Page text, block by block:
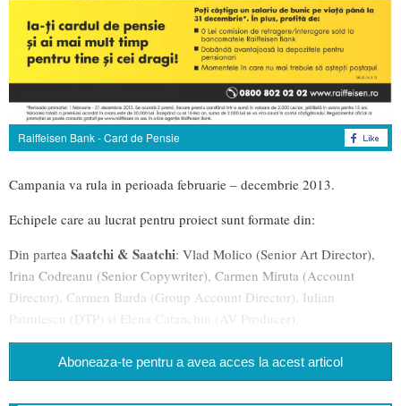
Raiffeisen Bank - Card de Pensie
Campania va rula in perioada februarie – decembrie 2013.
Echipele care au lucrat pentru proiect sunt formate din:
Din partea Saatchi & Saatchi: Vlad Molico (Senior Art Director),
Irina Codreanu (Senior Copywriter), Carmen Miruta (Account
Director), Carmen Barda (Group Account Director), Iulian
Patrutescu (DTP) si Elena Catanchin (AV Producer).
Aboneaza-te pentru a avea acces la acest articol